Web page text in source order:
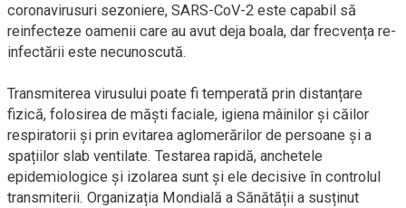
coronavirusuri sezoniere, SARS-CoV-2 este capabil să
reinfecteze oamenii care au avut deja boala, dar frecvența re-
infectării este necunoscută.
Transmiterea virusului poate fi temperată prin distanțare
fizică, folosirea de măști faciale, igiena mâinilor și căilor
respiratorii și prin evitarea aglomerărilor de persoane și a
spațiilor slab ventilate. Testarea rapidă, anchetele
epidemiologice și izolarea sunt și ele decisive în controlul
transmiterii. Organizația Mondială a Sănătății a susținut